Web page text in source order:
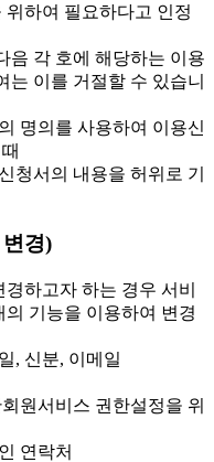
위하여 필요하다고 인정
각 호에 해당하는 이용
는 이를 거절할 수 있습니
명의를 사용하여 이용신
청서의 내용을 허위로 기
경)
하고자 하는 경우 서비
기능을 이용하여 변경
, 신분, 이메일
원서비스 권한설정을 위
연락처